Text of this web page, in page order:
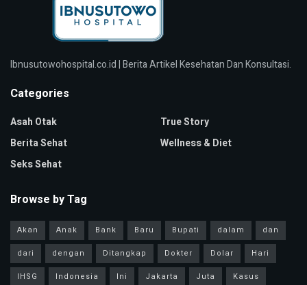
Ibnusutowohospital.co.id | Berita Artikel Kesehatan Dan Konsultasi.
Categories
Asah Otak
Berita Sehat
Seks Sehat
True Story
Wellness & Diet
Browse by Tag
Akan Anak Bank Baru Bupati dalam
dan
dari
dengan Ditangkap Dokter Dolar
Hari
IHSG
Indonesia Ini Jakarta Juta
Kasus